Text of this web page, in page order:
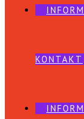
KONTAKT